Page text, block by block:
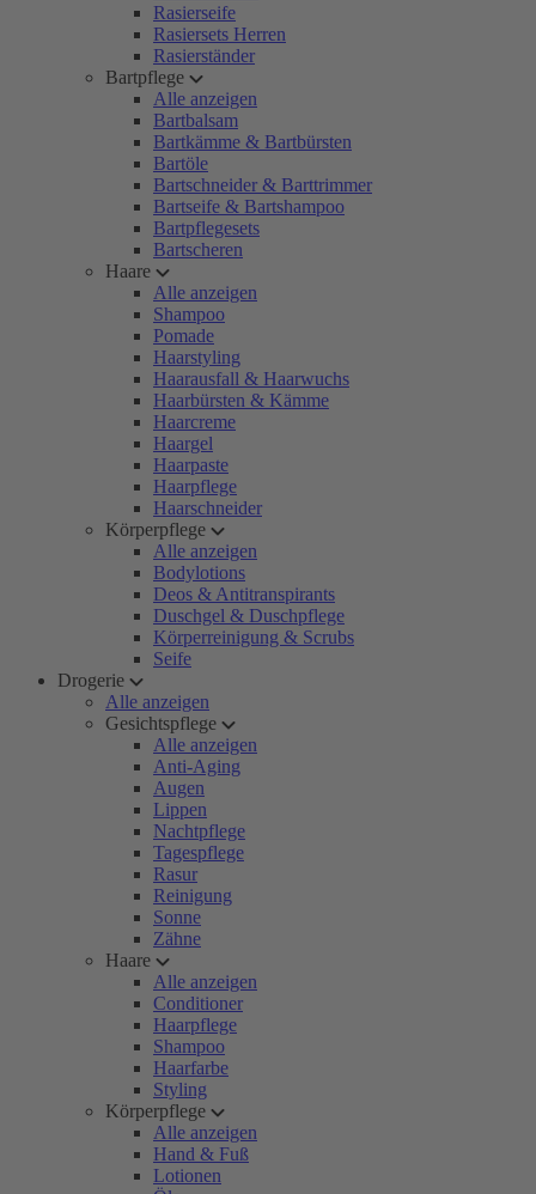
Rasierseife
Rasiersets Herren
Rasierständer
Bartpflege
Alle anzeigen
Bartbalsam
Bartkämme & Bartbürsten
Bartöle
Bartschneider & Barttrimmer
Bartseife & Bartshampoo
Bartpflegesets
Bartscheren
Haare
Alle anzeigen
Shampoo
Pomade
Haarstyling
Haarausfall & Haarwuchs
Haarbürsten & Kämme
Haarcreme
Haargel
Haarpaste
Haarpflege
Haarschneider
Körperpflege
Alle anzeigen
Bodylotions
Deos & Antitranspirants
Duschgel & Duschpflege
Körperreinigung & Scrubs
Seife
Drogerie
Alle anzeigen
Gesichtspflege
Alle anzeigen
Anti-Aging
Augen
Lippen
Nachtpflege
Tagespflege
Rasur
Reinigung
Sonne
Zähne
Haare
Alle anzeigen
Conditioner
Haarpflege
Shampoo
Haarfarbe
Styling
Körperpflege
Alle anzeigen
Hand & Fuß
Lotionen